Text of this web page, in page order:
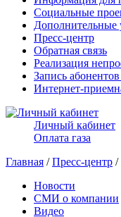
Социальные
Дополнительные
Пресс-центр
Обратная связь
Реализация
Запись
Интернет-
Личный кабинет
Оплата газа
Главная /Пресс-центр /
Новости
СМИ о компании
Видео